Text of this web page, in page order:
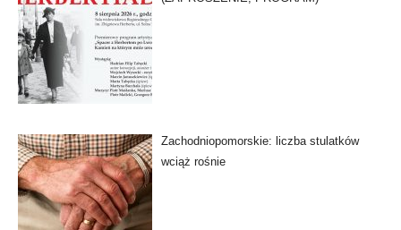
Zachodniopomorskie: liczba stulatków
wciąż rośnie